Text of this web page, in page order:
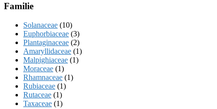
Familie
Solanaceae (10)
Euphorbiaceae (3)
Plantaginaceae (2)
Amaryllidaceae (1)
Malpighiaceae (1)
Moraceae (1)
Rhamnaceae (1)
Rubiaceae (1)
Rutaceae (1)
Taxaceae (1)